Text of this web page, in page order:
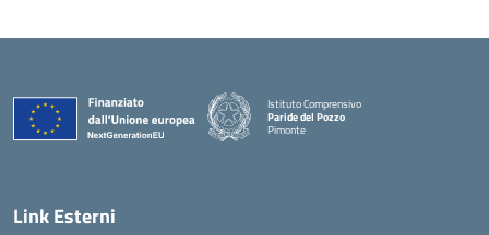
Istituto Comprensivo
Paride del Pozzo
Pimonte
Link Esterni